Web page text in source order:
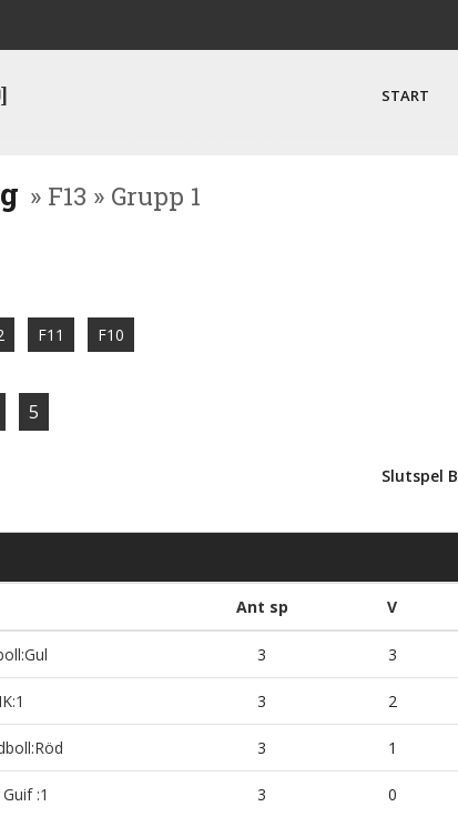
START
» F13 » Grupp 1
F11 F10
5
Slutspel B
Ant sp V
3 3
3 2
3 1
:1 3 0